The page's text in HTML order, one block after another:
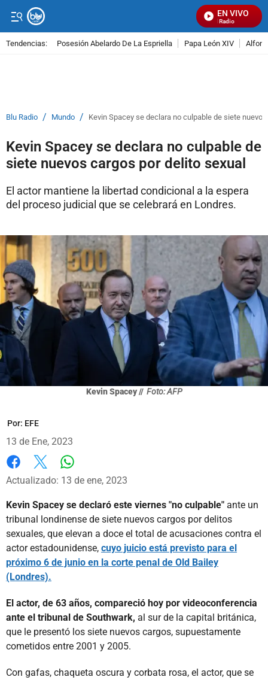
EN VIVO
Señal Visual Radio
Tendencias: Posesión Abelardo De La Espriella Papa León XIV
Blu Radio / Mundo / Kevin Spacey se declara no culpable de siete
Kevin Spacey se declara no culpable de
siete nuevos cargos por delito sexual
El actor mantiene la libertad condicional a la espera
del proceso judicial que se celebrará en Londres.
Kevin Spacey // Foto: AFP
Por: EFE
13 de Ene, 2023
Facebook
X
Actualizado: 13 de ene, 2023
Kevin Spacey se declaró este viernes "no culpable" ante un
tribunal londinense de siete nuevos cargos por delitos
sexuales, que elevan a doce el total de acusaciones contra el
actor estadounidense, cuyo juicio está previsto para el
próximo 6 de junio en la corte penal de Old Bailey
(Londres).
El actor, de 63 años, compareció hoy por videoconferencia
ante el tribunal de Southwark, al sur de la capital británica,
que le presentó los siete nuevos cargos, supuestamente
cometidos entre 2001 y 2005.
Con gafas, chaqueta oscura y corbata rosa, el actor, que se